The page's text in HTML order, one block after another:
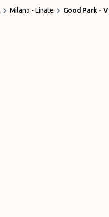
Milano - Linate Good Park -